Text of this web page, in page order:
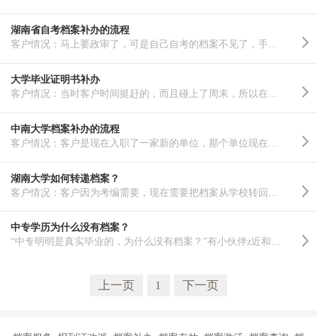
湖南省自考档案补办的流程
大学毕业证明书补办
中南大学档案补办的流程
湖南大学如何转递档案？
中专学历为什么没有档案？
“中专明明是真实毕业的，为什么没有档案？”有小伙伴z近和小编提起了自己明明是有中专学历的，为什么会没..……
上一页 1 下一页